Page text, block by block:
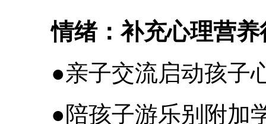
情绪：补充心理营养
●亲子交流启动孩子
●陪孩子游乐别附加